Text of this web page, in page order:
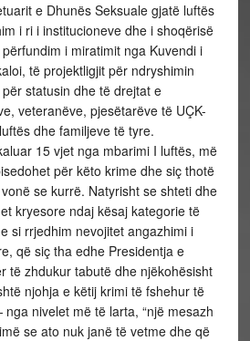
e Dhunës Seksuale gjatë luftës
i ri i institucioneve dhe i shoqërisë
i miratimit nga Kuvendi i
të projektligjit për ndryshimin
statusin dhe të drejtat e
veteranëve, pjesëtarëve të UÇK-
dhe familjeve të tyre.
15 vjet nga mbarimi I luftës, më
për këto krime dhe siç thotë
se kurrë. Natyrisht se shteti dhe
kryesore ndaj kësaj kategorie të
si rrjedhim nevojitet angazhimi i
që siç tha edhe Presidentja e
të zhdukur tabutë dhe njëkohësisht
njohja e këtij krimi të fshehur të
nivelet më të larta, “një mesazh
se ato nuk janë të vetme dhe që